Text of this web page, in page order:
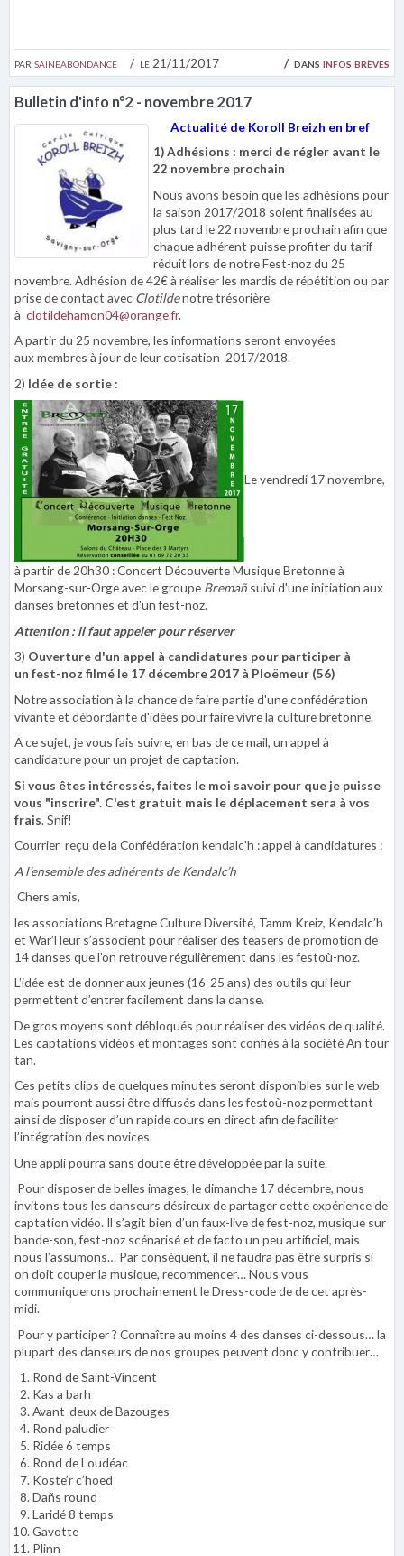
par saineabondance le 21/11/2017 dans infos brèves
Bulletin d'info n°2 - novembre 2017
Actualité de Koroll Breizh en bref
1) Adhésions : merci de régler avant le
22 novembre prochain
Nous avons besoin que les adhésions pour
la saison 2017/2018 soient finalisées au
plus tard le 22 novembre prochain afin que
chaque adhérent puisse profiter du tarif
réduit lors de notre Fest-noz du 25
novembre. Adhésion de 42€ à réaliser les mardis de répétition ou par
prise de contact avec Clotildenotre trésorière
à clotildehamon04@orange.fr.
A partir du 25 novembre, les informations seront envoyées
aux membres à jour de leur cotisation 2017/2018.
2) Idée de sortie :
Le vendredi 17 novembre,
à partir de 20h30 : Concert Découverte Musique Bretonne à
Morsang-sur-Orge avec le groupe Bremañ suivi d'une initiation aux
danses bretonnes et d'un fest-noz.
Attention : il faut appeler pour réserver
3) Ouverture d'un appel à candidatures pour participer à
un fest-noz filmé le 17 décembre 2017 à Ploëmeur (56)
Notre association à la chance de faire partie d'une confédération
vivante et débordante d'idées pour faire vivre la culture bretonne.
A ce sujet, je vous fais suivre, en bas de ce mail, un appel à
candidature pour un projet de captation.
Si vous êtes intéressés, faites le moi savoir pour que je puisse
vous "inscrire". C'est gratuit mais le déplacement sera à vos
frais. Snif!
Courrier reçu de la Confédération kendalc'h : appel à candidatures :
A l’ensemble des adhérents de Kendalc’h
Chers amis,
les associations Bretagne Culture Diversité, Tamm Kreiz, Kendalc’h
et War’l leur s’associent pour réaliser des teasers de promotion de
14 danses que l’on retrouve régulièrement dans les festoù-noz.
L’idée est de donner aux jeunes (16-25 ans) des outils qui leur
permettent d’entrer facilement dans la danse.
De gros moyens sont débloqués pour réaliser des vidéos de qualité.
Les captations vidéos et montages sont confiés à la société An tour
tan.
Ces petits clips de quelques minutes seront disponibles sur le web
mais pourront aussi être diffusés dans les festoù-noz permettant
ainsi de disposer d’un rapide cours en direct afin de faciliter
l’intégration des novices.
Une appli pourra sans doute être développée par la suite.
Pour disposer de belles images, le dimanche 17 décembre, nous
invitons tous les danseurs désireux de partager cette expérience de
captation vidéo. Il s’agit bien d’un faux-live de fest-noz, musique sur
bande-son, fest-noz scénarisé et de facto un peu artificiel, mais
nous l’assumons… Par conséquent, il ne faudra pas être surpris si
on doit couper la musique, recommencer… Nous vous
communiquerons prochainement le Dress-code de de cet après-
midi.
Pour y participer ? Connaître au moins 4 des danses ci-dessous… la
plupart des danseurs de nos groupes peuvent donc y contribuer…
Rond de Saint-Vincent
Kas a barh
Avant-deux de Bazouges
Rond paludier
Ridée 6 temps
Rond de Loudéac
Koste’r c’hoed
Dañs round
Laridé 8 temps
Gavotte
Plinn